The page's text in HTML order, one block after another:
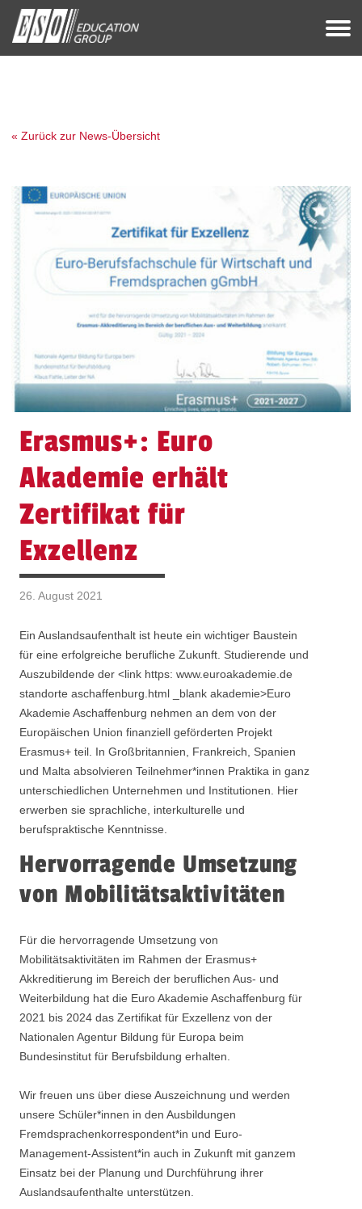
« Zurück zur News-Übersicht
Erasmus+: Euro
Akademie erhält
Zertifikat für
Exzellenz
26. August 2021
Ein Auslandsaufenthalt ist heute ein wichtiger Baustein
für eine erfolgreiche berufliche Zukunft. Studierende und
Auszubildende der <link https: www.euroakademie.de
standorte aschaffenburg.html _blank akademie>Euro
Akademie Aschaffenburg nehmen an dem von der
Europäischen Union finanziell geförderten Projekt
Erasmus+ teil. In Großbritannien, Frankreich, Spanien
und Malta absolvieren Teilnehmer*innen Praktika in ganz
unterschiedlichen Unternehmen und Institutionen. Hier
erwerben sie sprachliche, interkulturelle und
berufspraktische Kenntnisse.
Hervorragende Umsetzung
von Mobilitätsaktivitäten
Für die hervorragende Umsetzung von
Mobilitätsaktivitäten im Rahmen der Erasmus+
Akkreditierung im Bereich der beruflichen Aus- und
Weiterbildung hat die Euro Akademie Aschaffenburg für
2021 bis 2024 das Zertifikat für Exzellenz von der
Nationalen Agentur Bildung für Europa beim
Bundesinstitut für Berufsbildung erhalten.
Wir freuen uns über diese Auszeichnung und werden
unsere Schüler*innen in den Ausbildungen
Fremdsprachenkorrespondent*in und Euro-
Management-Assistent*in auch in Zukunft mit ganzem
Einsatz bei der Planung und Durchführung ihrer
Auslandsaufenthalte unterstützen.